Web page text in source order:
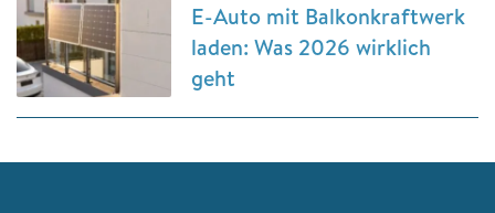
E-Auto mit Balkonkraftwerk
laden: Was 2026 wirklich
geht